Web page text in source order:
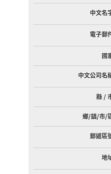
中文名
電子郵
國
中文公司名
縣 /
鄉/鎮/市/
郵遞區
地